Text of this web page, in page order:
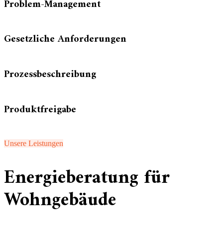
Problem-Management
Gesetzliche Anforderungen
Prozessbeschreibung
Produktfreigabe
Unsere Leistungen
Energieberatung für
Wohngebäude